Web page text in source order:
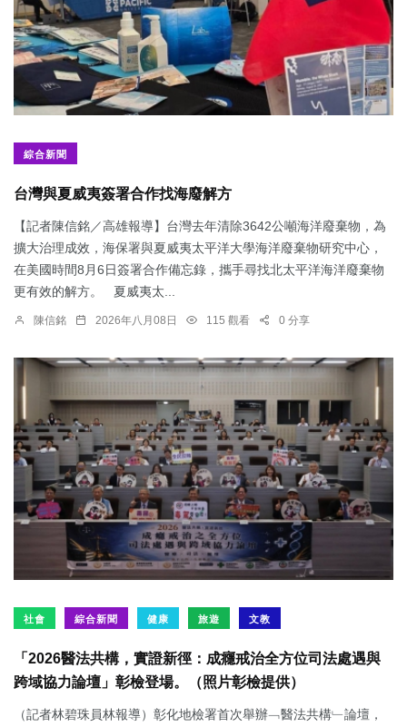
綜合新聞
台灣與夏威夷簽署合作找海廢解方
【記者陳信銘／高雄報導】台灣去年清除3642公噸海洋廢棄物，為
擴大治理成效，海保署與夏威夷太平洋大學海洋廢棄物研究中心，
在美國時間8月6日簽署合作備忘錄，攜手尋找北太平洋海洋廢棄物
更有效的解方。 夏威夷太...
陳信銘 2026年八月08日 115 觀看 0 分享
社會 綜合新聞 健康 旅遊 文教
「2026醫法共構，實證新徑：成癮戒治全方位司法處遇與
跨域協力論壇」彰檢登場。（照片彰檢提供）
（記者林碧珠員林報導）彰化地檢署首次舉辦﹁醫法共構﹂論壇，